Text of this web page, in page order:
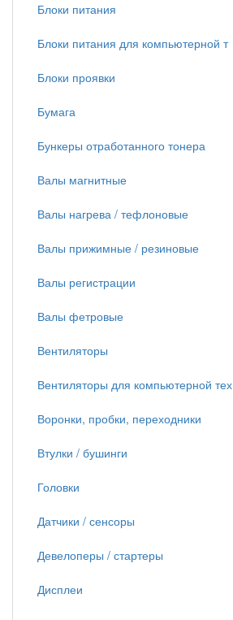
Блоки питания
Блоки питания для компьютерной т
Блоки проявки
Бумага
Бункеры отработанного тонера
Валы магнитные
Валы нагрева / тефлоновые
Валы прижимные / резиновые
Валы регистрации
Валы фетровые
Вентиляторы
Вентиляторы для компьютерной тех
Воронки, пробки, переходники
Втулки / бушинги
Головки
Датчики / сенсоры
Девелоперы / стартеры
Дисплеи